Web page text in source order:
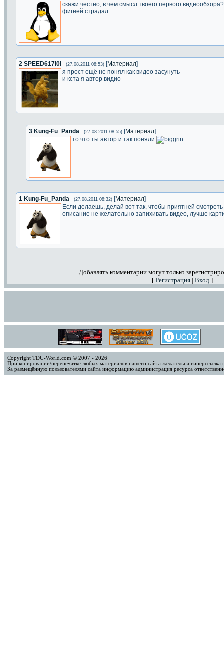
скажи честно, в чем смысл твоего первого
фигней страдал...
2 SPEED617I0I (27.08.2011 08:53) [Материал]
я прост ещё не понял как видео засунуть
и кста я автор видио
3 Kung-Fu_Panda (27.08.2011 08:55) [Материал]
то что ты автор и так поняли
1 Kung-Fu_Panda (27.08.2011 08:32) [Материал]
Если делаешь, делай вот так, чтобы приятней
описание не желательно запихивать видео, лучше
Добавлять комментарии могут только
[ Регистрация| Вход ]
Copyright TDU-World.com © 2007 - 2026
При копировании/перепечатке любых материалов нашего сайта желательна
За размещённую пользователями сайта информацию администрация ресурса